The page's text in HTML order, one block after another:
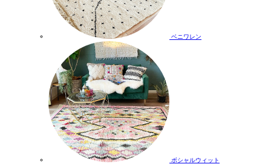
ベニワレン
ボシャルウィット